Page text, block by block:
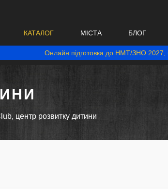
КАТАЛОГ МІСТА БЛОГ
Онлайн підготовка до НМТ/ЗНО 2027,
центр розвитку дитини